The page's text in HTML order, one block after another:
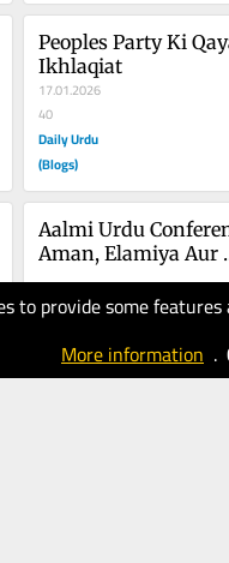
to provide some
More information .
Peoples Party Ki
Ikhlaqiat
17.01.2026
40
Daily Urdu
(Blogs)
Aalmi Urdu
Aman, Elamiya Aur
Khamoshi Ki Siasat
30.12.2025
50
Daily Urdu